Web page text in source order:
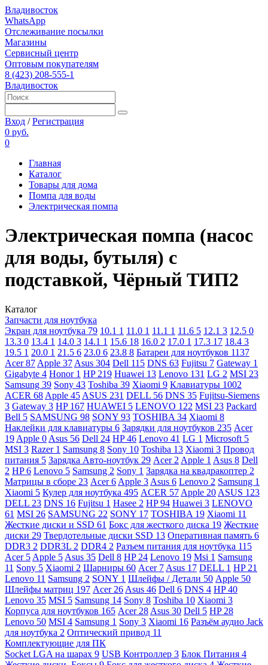
Владивосток
WhatsApp
Отслеживание посылки
Магазины
Сервисный центр
Оптовым покупателям
8 (423) 208-555-1
Владивосток
Вход /Регистрация
0 руб.
0
Главная
Каталог
Товары для дома
Помпа для воды
Электрическая помпа
Электрическая помпа (насос
для воды, бутыля) с
подставкой, Чёрный ТИП2
Каталог
Запчасти для ноутбука
Экран для ноутбука 79 10.1 1 11.0 1 11.1 1 11.6 5 12.1 3 12.5 0
13.3 0 13.4 1 14.0 3 14.1 1 15.6 18 16.0 2 17.0 1 17.3 17 18.4 3
19.5 1 20.0 1 21.5 6 23.0 6 23.8 8 Батареи для ноутбуков 1137
Acer87 Apple 37 Asus 304 Dell 115 DNS 63 Fujitsu 7 Gateway 1
Gigabyte 4 Honor 1 HP 219 Huawei 13 Lenovo 131 LG 2 MSI 23
Samsung 39 Sony 43 Toshiba 39 Xiaomi 9 Клавиатуры 1002
ACER 68 Apple 45 ASUS 231 DELL 56 DNS 35 Fujitsu-Siemens
3 Gateway 3 HP 167 HUAWEI 5 LENOVO 122 MSI 23 Packard
Bell 5 SAMSUNG 98 SONY 93 TOSHIBA 34 Xiaomi 8
Наклейки для клавиатуры 6 Зарядки для ноутбуков 235 Acer
19 Apple 0 Asus 56 Dell 24 HP46 Lenovo 41 LG 1 Microsoft 5
MSI 3 Razer 1 Samsung 8 Sony 10 Toshiba 13 Xiaomi 3 Провод
питания 5 Зарядка Авто-ноутбук 29 Acer 2 Apple 1 Asus 8 Dell
2 HP6 Lenovo 5 Samsung 2 Sony 1 Зарядка на квадракоптер 2
Матрицы в сборе 23 Acer6 Apple 3 Asus 6 Lenovo 2 Samsung 1
Xiaomi 5 Кулер для ноутбука 495 ACER 57 Apple 20 ASUS 123
DELL 23 DNS 16 Fujitsu 1 Hasee 2 HP94 Huawei 3 LENOVO
61 MSI 26 SAMSUNG 22 SONY 17 TOSHIBA 19 Xiaomi 11
Жесткие диски и SSD 61 Бокс для жесткого диска 19 Жесткие
диски 29 Твердотельные диски SSD 13 Оперативная память 6
DDR3 2 DDR3L 2 DDR4 2 Разъем питания для ноутбука 115
Acer 5 Apple 5 Asus 35 Dell 8 HP 24 Lenovo 19 Msi 1 Samsung
11 Sony 5 Xiaomi 2 Шарниры 60 Acer 7 Asus 17 DELL 1 HP 21
Lenovo 11 Samsung 2 SONY 1 Шлейфы / Детали 50 Apple 50
Шлейфы матриц 197 Acer 26 Asus 46 Dell 6 DNS 4 HP40
Lenovo 35 MSI 5 Samsung 14 Sony 8 Toshiba 10 Xiaomi 3
Корпуса для ноутбуков 165 Acer 28 Asus 30 Dell 5 HP 28
Lenovo 50 MSI 4 Samsung 1 Sony 3 Xiaomi 16 Разъём аудио Jack
для ноутбука 2 Оптический привод 11
Комплектующие для ПК
Socket LGA на шарах 9 USB Контроллер 3 Блок Питания 4